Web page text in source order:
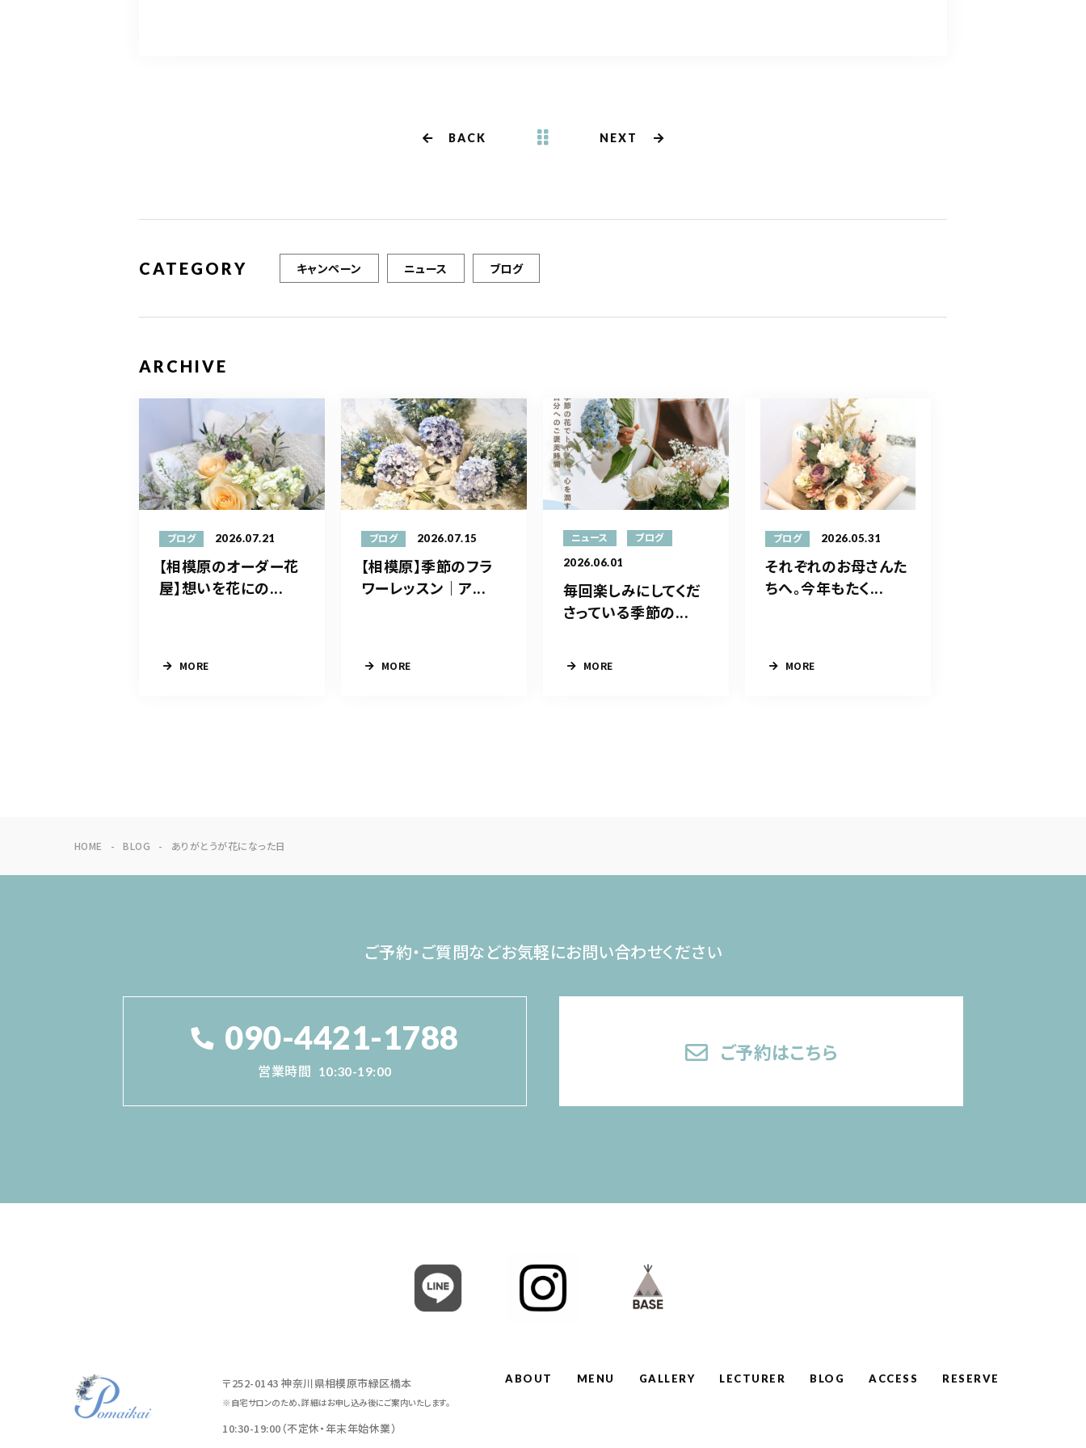
BACK NEXT
CATEGORY キャンペーン ニュース ブログ
ARCHIVE
ブログ 2026.07.21
【相模原のオーダー花
屋】想いを花にの...
MORE
ブログ 2026.07.15
【相模原】季節のフラ
ワーレッスン｜ア...
MORE
ニュース ブログ
2026.06.01
毎回楽しみにしてくだ
さっている季節の...
MORE
ブログ 2026.05.31
それぞれのお母さんた
ちへ。今年もたく...
MORE
HOME BLOG ありがとうが花になった日
ご予約・ご質問などお気軽にお問い合わせください
090-4421-1788
営業時間 10:30-19:00
ご予約はこちら
〒252-0143 神奈川県相模原市緑区橋本
※自宅サロンのため、詳細はお申し込み後にご案内いたします。
10:30-19:00（不定休・年末年始休業）
ABOUT MENU GALLERY LECTURER BLOG ACCESS RESERVE